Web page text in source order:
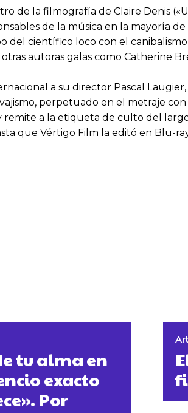
de la filmografía de Claire Denis
de la música en la mayoría
científico loco con el
autoras galas como Catherine
a su director Pascal
perpetuado en el metraje
a la etiqueta de culto del
que Vértigo Film la editó en Blu-
tu alma en
exacto
Por